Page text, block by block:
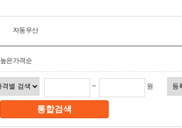
자동우산
높은가격순
~ 원